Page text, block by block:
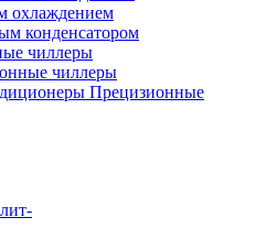
охлаждением
конденсатором
чиллеры
чиллеры
Прецизионные